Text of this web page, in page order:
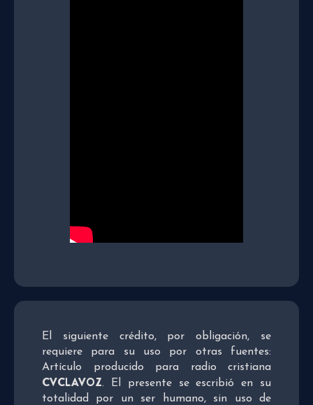
El siguiente crédito, por obligación, se
requiere para su uso por otras fuentes:
Artículo producido para radio cristiana
CVCLAVOZ. El presente se escribió en su
totalidad por un ser humano, sin uso de